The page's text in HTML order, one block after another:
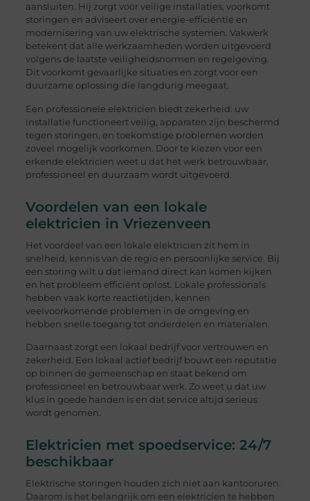
aansluiten. Hij zorgt voor veilige installaties, voorkomt
storingen en adviseert over energie-efficiëntie en
modernisering van uw elektrische systemen. Vakwerk
betekent dat alle werkzaamheden worden uitgevoerd
volgens de laatste veiligheidsnormen en regelgeving.
Dit voorkomt gevaarlijke situaties en zorgt voor een
duurzame oplossing die langdurig meegaat.
Een professionele elektricien biedt zekerheid: uw
installatie functioneert veilig, apparaten zijn beschermd
tegen storingen, en toekomstige problemen worden
zoveel mogelijk voorkomen. Door te kiezen voor een
erkende elektricien weet u dat het werk betrouwbaar,
professioneel en duurzaam wordt uitgevoerd.
Voordelen van een lokale
elektricien in Vriezenveen
Het voordeel van een lokale elektricien zit hem in
snelheid, kennis van de regio en persoonlijke service. Bij
een storing wilt u dat iemand direct kan komen kijken
en het probleem efficiënt oplost. Lokale professionals
hebben vaak korte reactietijden, kennen
veelvoorkomende problemen in de omgeving en
hebben snelle toegang tot onderdelen en materialen.
Daarnaast zorgt een lokaal bedrijf voor vertrouwen en
zekerheid. Een lokaal actief bedrijf bouwt een reputatie
op binnen de gemeenschap en staat bekend om
professioneel en betrouwbaar werk. Zo weet u dat uw
klus in goede handen is en dat service altijd serieus
wordt genomen.
Elektricien met spoedservice: 24/7
beschikbaar
Elektrische storingen houden zich niet aan kantooruren.
Daarom is het belangrijk om een elektricien te hebben